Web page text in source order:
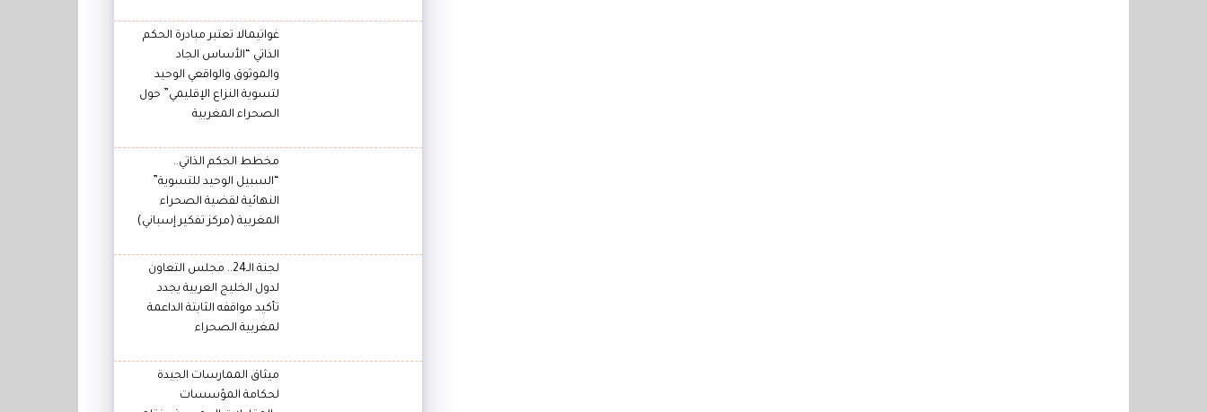
غواتيمالا تعتبر مبادرة الحكم
الذاتي “الأساس الجاد
والموثوق والواقعي الوحيد
لتسوية النزاع الإقليمي” حول
الصحراء المغربية
مخطط الحكم الذاتي..
“السبيل الوحيد للتسوية”
النهائية لقضية الصحراء
المغربية (مركز تفكير إسباني)
لجنة الـ24.. مجلس التعاون
لدول الخليج العربية يجدد
تأكيد مواقفه الثابتة الداعمة
لمغربية الصحراء
ميثاق الممارسات الجيدة
لحكامة المؤسسات